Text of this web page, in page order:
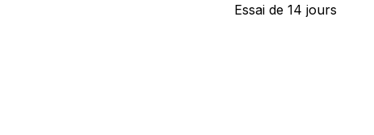
Essai de 14 jours